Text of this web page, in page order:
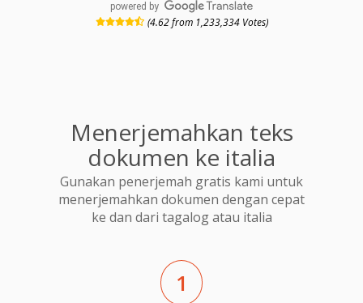
powered by
(4.62 from 1,233,334 Votes)
Menerjemahkan teks
dokumen ke italia
Gunakan penerjemah gratis kami untuk
menerjemahkan dokumen dengan cepat
ke dan dari tagalog atau italia
1